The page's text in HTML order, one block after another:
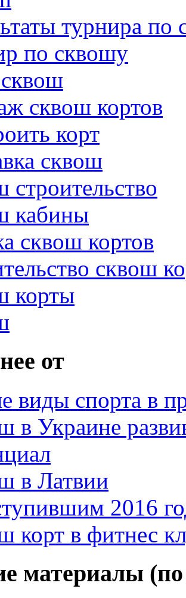
турнира по
по сквошу
сквош кортов
корт
сквош
строительство
кабины
сквош кортов
сквош
корты
от
виды спорта в
в Украине
в Латвии
2016
корт в фитнес
материалы (по